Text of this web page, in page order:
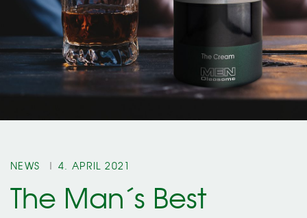
NEWS 4. APRIL 2021
The Man´s Best